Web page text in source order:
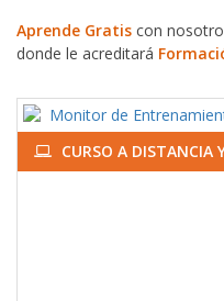
Aprende Gratis con
donde le acreditará
CURSO A DISTANCIA